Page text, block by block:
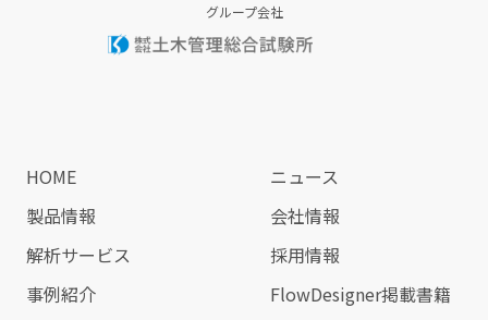
グループ会社
HOME
製品情報
解析サービス
事例紹介
ニュース
会社情報
採用情報
FlowDesigner掲載書籍